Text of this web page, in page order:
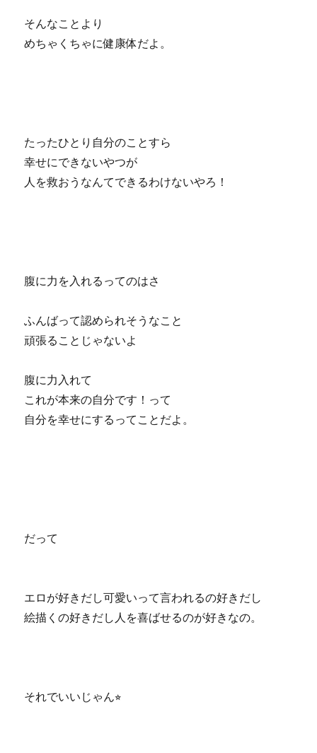
そんなことより
めちゃくちゃに健康体だよ。
たったひとり自分のことすら
幸せにできないやつが
人を救おうなんてできるわけないやろ！
腹に力を入れるってのはさ
ふんばって認められそうなこと
頑張ることじゃないよ
腹に力入れて
これが本来の自分です！って
自分を幸せにするってことだよ。
だって
エロが好きだし可愛いって言われるの好きだし
絵描くの好きだし人を喜ばせるのが好きなの。
それでいいじゃん⭐︎